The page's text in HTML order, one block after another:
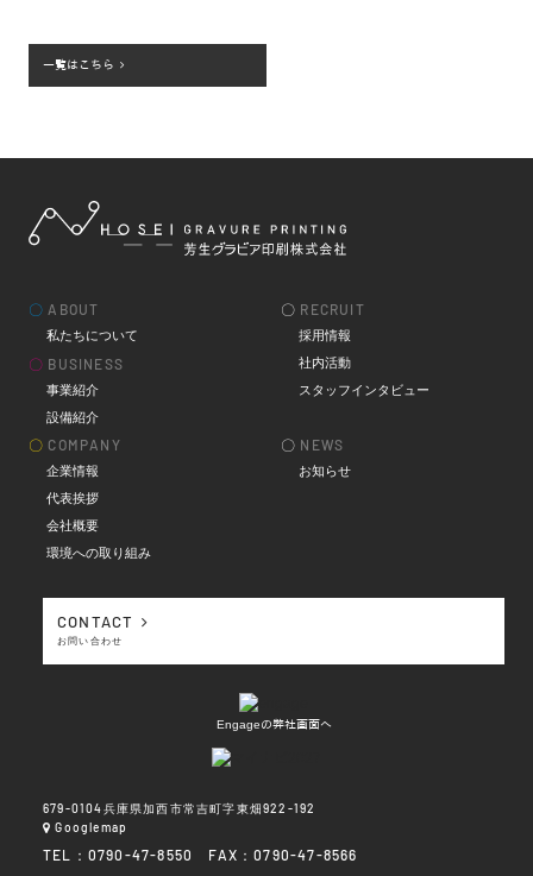
一覧はこちら
〇 ABOUT 〇 RECRUIT
私たちについて 採用情報
〇 BUSINESS
社内活動
事業紹介
スタッフインタビュー
設備紹介
〇 COMPANY 〇 NEWS
企業情報
お知らせ
代表挨拶
会社概要
環境への取り組み
CONTACT
お問い合わせ
Engageの弊社画面へ
679-0104兵庫県加西市常吉町字東畑922-192
Googlemap
TEL：0790-47-8550 FAX：0790-47-8566